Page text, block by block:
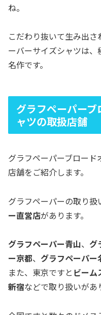
ね。
こだわり抜いて生み出
ーバーサイズシャツは
名作です。
グラフペーパー
ャツの取扱店舗
グラフペーパーブロー
店舗をご紹介します。
グラフペーパーの取り扱
ー直営店があります。
グラフペーパー青山、 グ
ー京都、 グラフペーパー
また、東京ですと ビーム
新宿などで取り扱いがあ